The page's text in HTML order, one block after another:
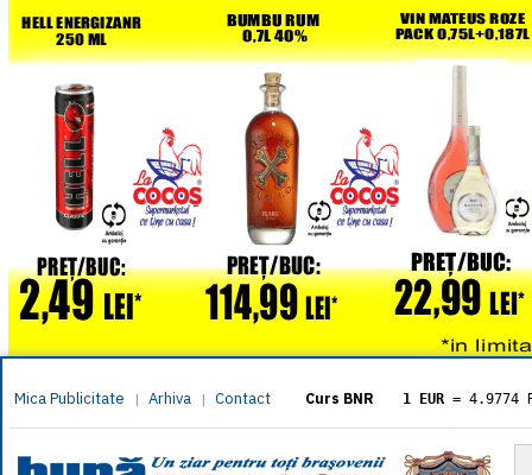
Mica Publicitate | Arhiva | Contact Curs BNR 1 EUR = 4.9774
= 5.8304
1 XAU= 464.4611